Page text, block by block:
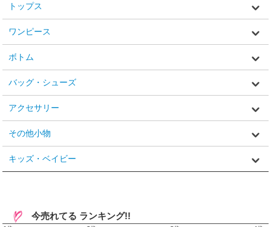
トップス
ワンピース
ボトム
バッグ・シューズ
アクセサリー
その他小物
キッズ・ベイビー
今売れてる ランキング!!